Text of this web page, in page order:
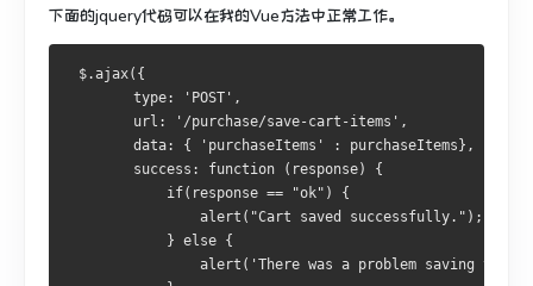
下面的jquery代码可以在我的Vue方法中正常工作。
$.ajax({
        type: 'POST',
        url: '/purchase/save-cart-items',
        data: { 'purchaseItems' : purchaseItems},
        success: function (response) {
            if(response == "ok") {
                alert("Cart saved successfully.");
            } else {
alert('There was a problem saving this